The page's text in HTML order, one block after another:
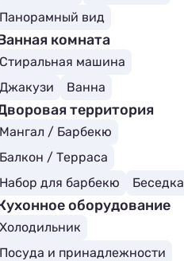
Панорамный вид
комната
Стиральная машина
Джакузи
Ванна
территория
Мангал / Барбекю
Балкон / Терраса
Набор для барбекю
Беседка
оборудование
Холодильник
Посуда и принадлежности